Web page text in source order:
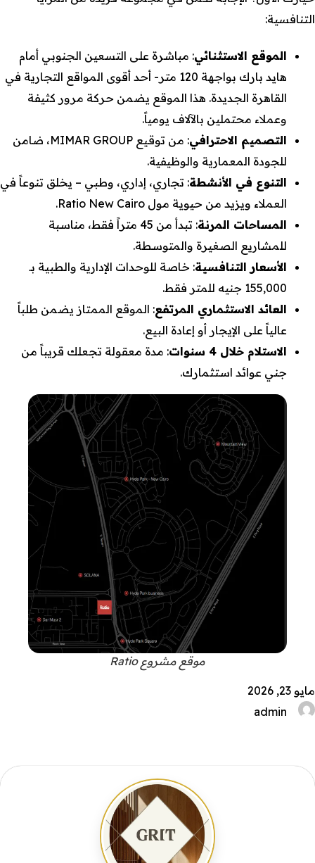
التنافسية:
الموقع الاستثنائي: مباشرة على التسعين الجنوبي أمام
هايد بارك بواجهة 120 متر- أحد أقوى المواقع التجارية في
القاهرة الجديدة. هذا الموقع يضمن حركة مرور كثيفة
وعملاء محتملين بالآلاف يومياً.
التصميم الاحترافي
: من توقيع MIMAR GROUP، ضامن
للجودة المعمارية والوظيفية.
التنوع في الأنشطة: تجاري، إداري، وطبي – يخلق تنوعاً في
العملاء ويزيد من حيوية مول Ratio New Cairo.
المساحات المرنة
: تبدأ من 45 متراً فقط، مناسبة
للمشاريع الصغيرة والمتوسطة.
الأسعار التنافسية: خاصة للوحدات الإدارية والطبية بـ
155,000 جنيه للمتر فقط.
العائد الاستثماري المرتفع: الموقع الممتاز يضمن طلباً
عالياً على الإيجار أو إعادة البيع.
الاستلام خلال 4 سنوات
: مدة معقولة تجعلك قريباً من
جني عوائد استثمارك.
موقع مشروع Ratio
مايو 23, 2026
admin